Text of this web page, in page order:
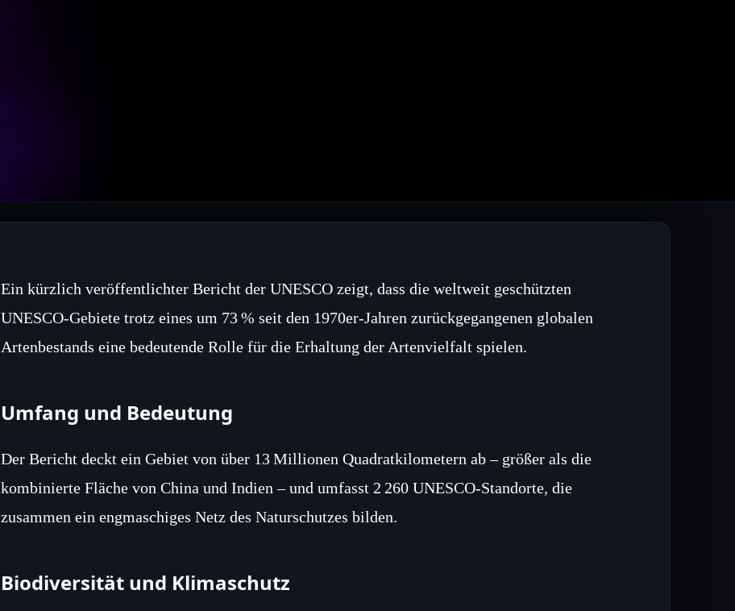
Ein kürzlich veröffentlichter Bericht der UNESCO zeigt, dass die weltweit geschützten
UNESCO‑Gebiete trotz eines um 73 % seit den 1970er‑Jahren zurückgegangenen globalen
Artenbestands eine bedeutende Rolle für die Erhaltung der Artenvielfalt spielen.
Umfang und Bedeutung
Der Bericht deckt ein Gebiet von über 13 Millionen Quadratkilometern ab – größer als die
kombinierte Fläche von China und Indien – und umfasst 2 260 UNESCO‑Standorte, die
zusammen ein engmaschiges Netz des Naturschutzes bilden.
Biodiversität und Klimaschutz